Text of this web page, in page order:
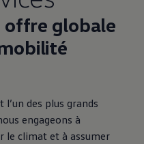
offre globale
des plus grands
engageons à
le climat et à assumer